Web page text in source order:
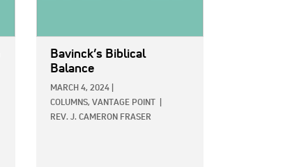
Bavinck’s Biblical
Balance
MARCH 4, 2024
COLUMNS, VANTAGE POINT
REV. J. CAMERON FRASER